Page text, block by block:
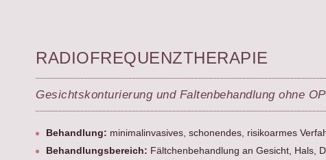
RADIOFREQUENZTHERAPIE
Gesichts­konturierung und Falten­behandlung ohne OP
Behandlung: minimalinvasives, schonendes, risikoarmes
Behandlungsbereich: Fältchenbehandlung an Gesicht, Hals,